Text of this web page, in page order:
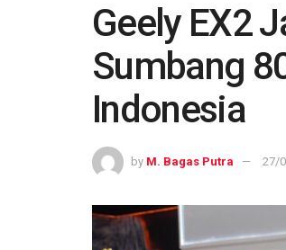
Geely EX2
Sumbang
Indonesia
by M. Bagas Putra 27/